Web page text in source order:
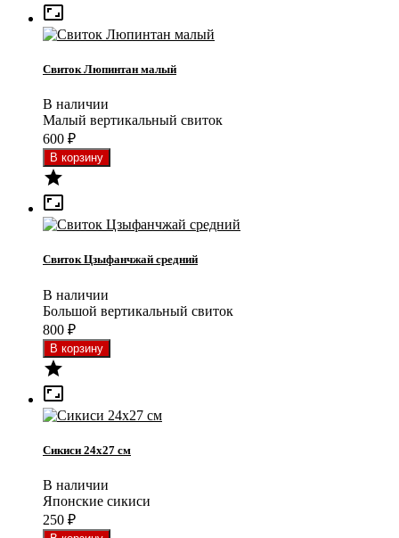

Свиток Люпинтан малый
В наличии
Малый вертикальный свиток
600 ₽


Свиток Цзыфанчжай средний
В наличии
Большой вертикальный свиток
800 ₽


Сикиси 24x27 см
В наличии
Японские сикиси
250 ₽